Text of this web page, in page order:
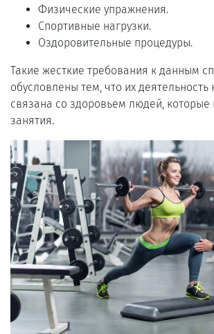
Физические упражнения.
Спортивные нагрузки.
Оздоровительные процедуры.
Такие жесткие требования к данным
обусловлены тем, что их
связана со здоровьем людей, которые
занятия.